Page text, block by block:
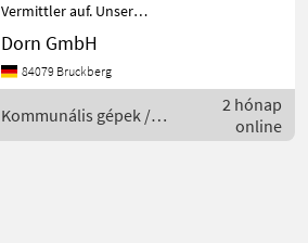
Vermittler auf. Unser
Kunde,
Hausmeisterdienstleister
kann die Maschine für seine
beengten Verhältnissen
nicht produktiv Einse
Dorn GmbH
84079 Bruckberg
Kommunális gépek /
Hansa
2 hónap
online